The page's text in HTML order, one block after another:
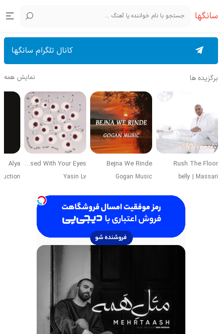
سانگها
کانال تلگرام سانگها
برگزیده ها نمایش همه
Rush The Floor
belly | Massari
Bejna We Rinde
Gogan Music
Obsessed With Your Eyes
Yasin Lv
Alya